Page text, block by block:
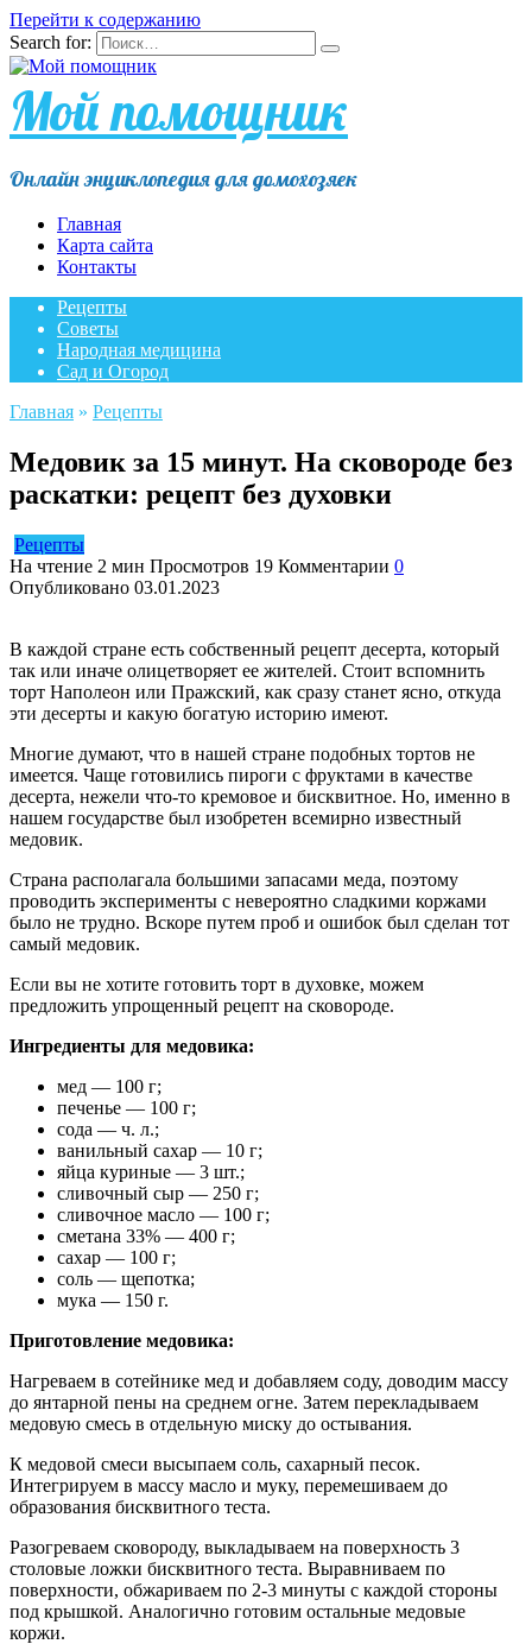
Перейти к содержанию
Search for:
Мой помощник
Онлайн энциклопедия для домохозяек
Главная
Карта сайта
Контакты
Рецепты
Советы
Народная медицина
Сад и Огород
Главная » Рецепты
Медовик за 15 минут. На сковороде без
раскатки: рецепт без духовки
Рецепты
На чтение 2 мин Просмотров 19 Комментарии 0
Опубликовано 03.01.2023
В каждой стране есть собственный рецепт десерта, который
так или иначе олицетворяет ее жителей. Стоит вспомнить
торт Наполеон или Пражский, как сразу станет ясно, откуда
эти десерты и какую богатую историю имеют.
Многие думают, что в нашей стране подобных тортов не
имеется. Чаще готовились пироги с фруктами в качестве
десерта, нежели что-то кремовое и бисквитное. Но, именно в
нашем государстве был изобретен всемирно известный
медовик.
Страна располагала большими запасами меда, поэтому
проводить эксперименты с невероятно сладкими коржами
было не трудно. Вскоре путем проб и ошибок был сделан тот
самый медовик.
Если вы не хотите готовить торт в духовке, можем
предложить упрощенный рецепт на сковороде.
Ингредиенты для медовика:
мед — 100 г;
печенье — 100 г;
сода — ч. л.;
ванильный сахар — 10 г;
яйца куриные — 3 шт.;
сливочный сыр — 250 г;
сливочное масло — 100 г;
сметана 33% — 400 г;
сахар — 100 г;
соль — щепотка;
мука — 150 г.
Приготовление медовика:
Нагреваем в сотейнике мед и добавляем соду, доводим массу
до янтарной пены на среднем огне. Затем перекладываем
медовую смесь в отдельную миску до остывания.
К медовой смеси высыпаем соль, сахарный песок.
Интегрируем в массу масло и муку, перемешиваем до
образования бисквитного теста.
Разогреваем сковороду, выкладываем на поверхность 3
столовые ложки бисквитного теста. Выравниваем по
поверхности, обжариваем по 2-3 минуты с каждой стороны
под крышкой. Аналогично готовим остальные медовые
коржи.